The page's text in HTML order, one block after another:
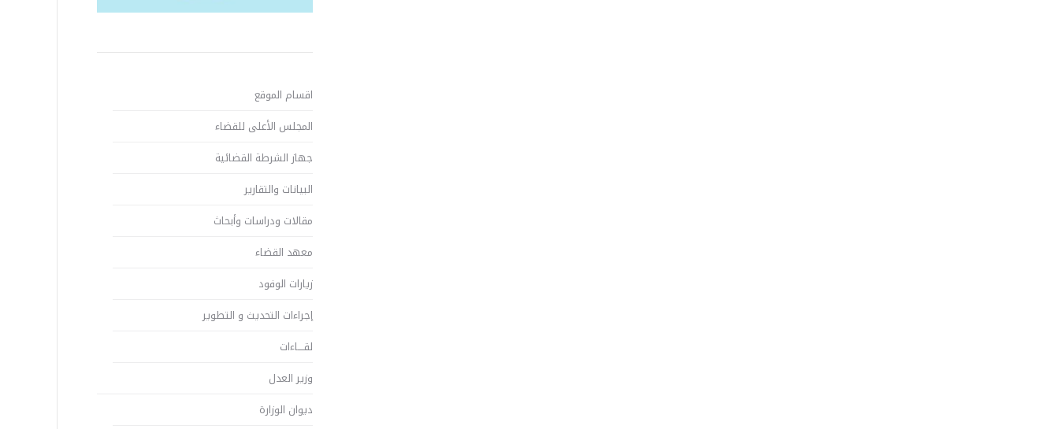
اقسام الموقع
المجلس الأعلى للقضاء
جهاز الشرطة القضائية
البيانات والتقارير
مقالات ودراسات وأبحاث
معهد القضاء
زيارات الوفود
إجراءات التحديث و التطوير
لقــــاءات
وزير العدل
ديوان الوزارة